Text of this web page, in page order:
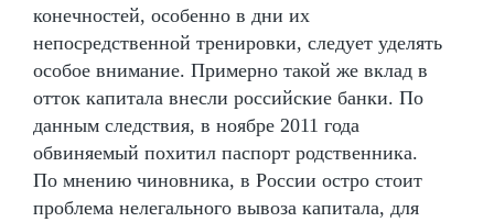
конечностей, особенно в дни их
непосредственной тренировки, следует уделять
особое внимание. Примерно такой же вклад в
отток капитала внесли российские банки. По
данным следствия, в ноябре 2011 года
обвиняемый похитил паспорт родственника.
По мнению чиновника, в России остро стоит
проблема нелегального вывоза капитала, для